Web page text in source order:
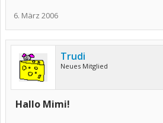
6. März 2006
Trudi
Neues Mitglied
Hallo Mimi!